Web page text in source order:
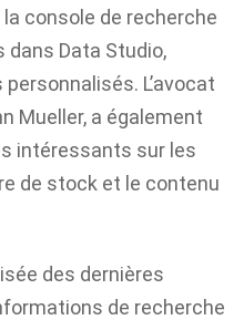
console de recherche
Data Studio,
L’avocat
Mueller, a également
intéressants sur les
de stock et le contenu
des dernières
de recherche